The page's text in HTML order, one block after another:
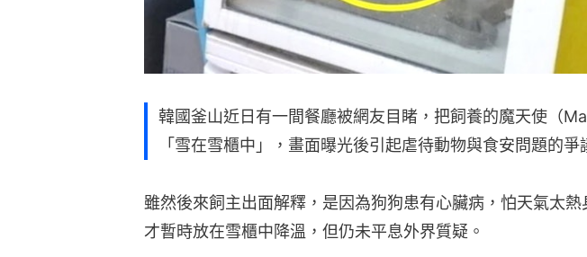
韓國釜山近日有一間餐廳被網友目睹，把飼養的魔天使（
「雪在雪櫃中」，畫面曝光後引起虐待動物與食安問題的爭
雖然後來飼主出面解釋，是因為狗狗患有心臟病，怕天氣太熱
才暫時放在雪櫃中降溫，但仍未平息外界質疑。